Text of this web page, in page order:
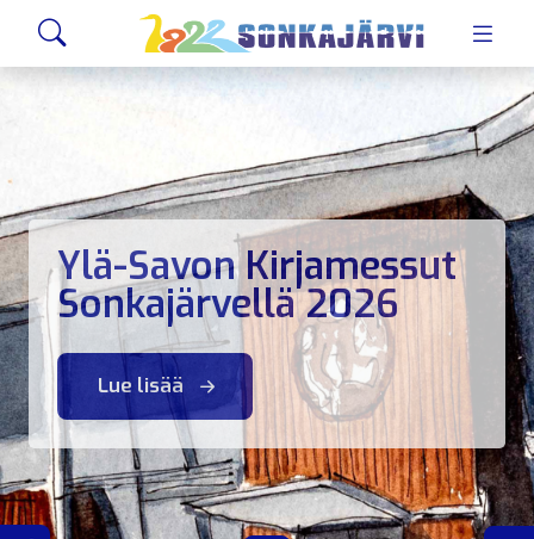
Siirry sivusisältöön
Ylä-Savon Kirjamessut
Sonkajärvellä 2026
Lue lisää